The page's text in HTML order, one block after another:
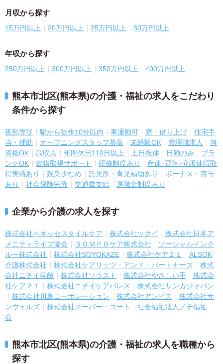
月収から探す
15万円以上 20万円以上 25万円以上 30万円以上
年収から探す
250万円以上 300万円以上 350万円以上 400万円以上
熊本市北区(熊本県)の介護・福祉の求人をこだわり
条件から探す
夜勤専従 駅から徒歩10分以内 車通勤可 寮・借り上げ
住宅手
当・補助
オープニングスタッフ募集 未経験OK 管理職求人
無
資格OK
高収入 年間休日110日以上 土日祝休 日勤のみ
ブラ
ンクOK
資格取得サポート 研修制度あり
産休･育休･介護休暇取
得実績あり
残業少なめ 託児所・育児補助あり
ボーナス・賞与
あり
社会保険完備 交通費支給 退職金制度あり
企業から介護の求人を探す
株式会社ベネッセスタイルケア 株式会社ツクイ
株式会社日本ア
メニティライフ協会
ＳＯＭＰＯケア株式会社
ソーシャルインク
ルー株式会社
株式会社SOYOKAZE 株式会社ケア２１
ALSOK
介護株式会社
株式会社ケアリッツ・アンド・パートナーズ
株式
会社ニチイ学館
株式会社ソラスト 株式会社やさしい手
株式会
社ケア２１
株式会社ニチイケアパレス
株式会社サンガジャパン
株式会社川島コーポレーション
株式会社アンビス
株式会社サ
ンウェルズ
株式会社スーパー・コート
社会福祉法人ノテ福祉
会
熊本市北区(熊本県)の介護・福祉の求人を職種から
探す